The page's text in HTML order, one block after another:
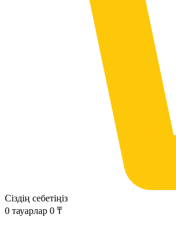
Сіздің себетіңіз
0 тауарлар 0 ₸